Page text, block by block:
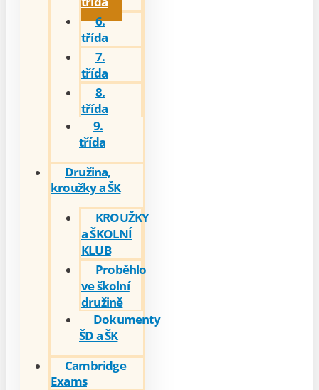
6.
třída
7.
třída
8.
třída
9.
třída
Družina,
kroužky a ŠK
KROUŽKY
a ŠKOLNÍ
KLUB
Proběhlo
ve školní
družině
Dokumenty
ŠD a ŠK
Cambridge
Exams